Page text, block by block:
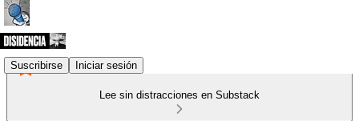
Suscribirse Iniciar sesión
Lee sin distracciones en Substack